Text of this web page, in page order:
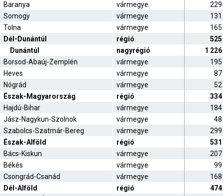
Baranya
vármegye
229
Somogy
vármegye
131
Tolna
vármegye
165
Dél-Dunántúl
régió
525
Dunántúl
nagyrégió
1 226
Borsod-Abaúj-Zemplén
vármegye
195
Heves
vármegye
87
Nógrád
vármegye
52
Észak-Magyarország
régió
334
Hajdú-Bihar
vármegye
184
Jász-Nagykun-Szolnok
vármegye
48
Szabolcs-Szatmár-Bereg
vármegye
299
Észak-Alföld
régió
531
Bács-Kiskun
vármegye
207
Békés
vármegye
99
Csongrád-Csanád
vármegye
168
Dél-Alföld
régió
474